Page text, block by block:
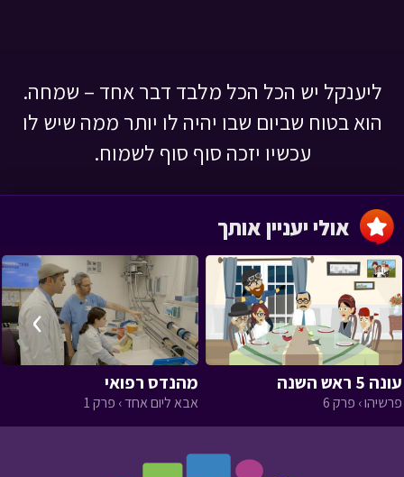
ליענקל יש הכל הכל מלבד דבר אחד – שמחה.
הוא בטוח שביום שבו יהיה לו יותר ממה שיש לו
עכשיו יזכה סוף סוף לשמוח.
עונה 5 ראש השנה
פרשיהו › פרק 6
מהנדס רפואי
אבא ליום אחד › פרק 1
‹
›